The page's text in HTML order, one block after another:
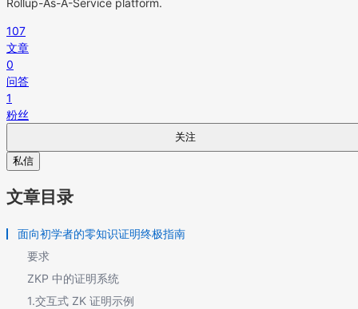
107
文章
0
问答
1
粉丝
关注
私信
文章目录
面向初学者的零知识证明终极指南
要求
ZKP 中的证明系统
1.交互式 ZK 证明示例